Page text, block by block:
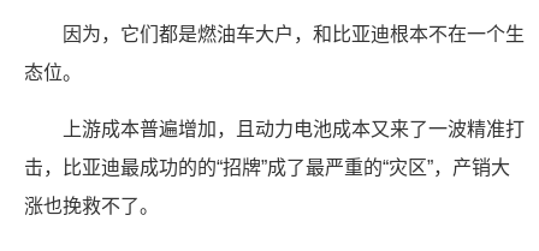
因为，它们都是燃油车大户，和比亚迪根本不在一个生
态位。
上游成本普遍增加，且动力电池成本又来了一波精准打
击，比亚迪最成功的的“招牌”成了最严重的“灾区”，产销大
涨也挽救不了。